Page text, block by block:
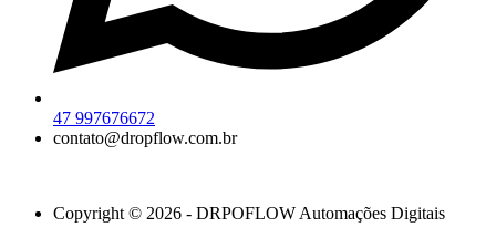
47 997676672
contato@dropflow.com.br
Copyright © 2026 - DRPOFLOW Automações Digitais